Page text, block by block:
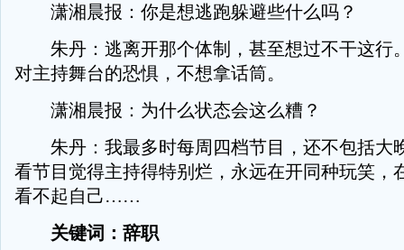
潇湘晨报：你是想逃跑躲避些什么吗？
朱丹：逃离开那个体制，甚至想过不干这行
对主持舞台的恐惧，不想拿话筒。
潇湘晨报：为什么状态会这么糟？
朱丹：我最多时每周四档节目，还不包括大
看节目觉得主持得特别烂，永远在开同种玩笑，
看不起自己……
关键词：辞职